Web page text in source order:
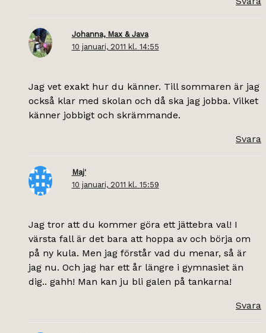
Johanna, Max & Java
10 januari, 2011 kl. 14:55
Jag vet exakt hur du känner. Till sommaren är jag
också klar med skolan och då ska jag jobba. Vilket
känner jobbigt och skrämmande.
Svara
Maj'
10 januari, 2011 kl. 15:59
Jag tror att du kommer göra ett jättebra val! I
värsta fall är det bara att hoppa av och börja om
på ny kula. Men jag förstår vad du menar, så är
jag nu. Och jag har ett år längre i gymnasiet än
dig.. gahh! Man kan ju bli galen på tankarna!
Svara